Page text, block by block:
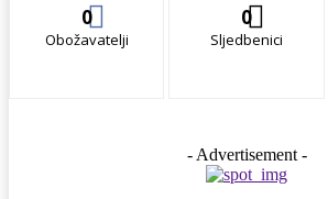
0
Obožavatelji
0
Sljedbenici
- Advertisement -